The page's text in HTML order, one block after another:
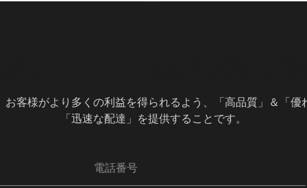
お客様がより多くの利益を得られるよう、「高品質」＆「優
「迅速な配達」を提供することです。